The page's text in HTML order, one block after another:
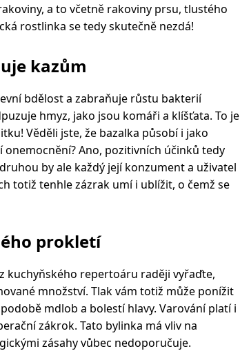
a to včetně rakoviny prsu, tlustého
rostlinka se tedy skutečně nezdá!
kazům
bdělost a zabraňuje růstu bakterií
hmyz, jako jsou komáři a klíšťata. To je
Věděli jste, že bazalka působí i jako
Ano, pozitivních účinků tedy
by ale každý její konzument a uživatel
totiž tenhle zázrak umí i ublížit, o čemž se
prokletí
kuchyňského repertoáru raději vyřaďte,
množství. Tlak vám totiž může ponížit
mdlob a bolestí hlavy. Varování platí i
zákrok. Tato bylinka má vliv na
zásahy vůbec nedoporučuje.